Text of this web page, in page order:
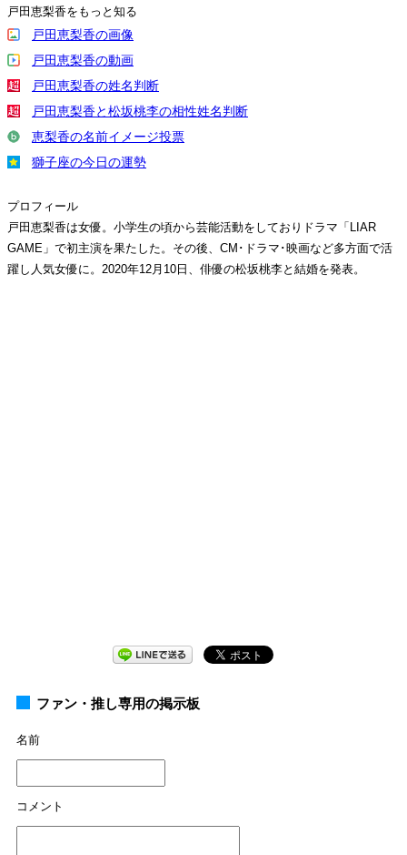
戸田恵梨香をもっと知る
戸田恵梨香の画像
戸田恵梨香の動画
戸田恵梨香の姓名判断
戸田恵梨香と松坂桃李の相性姓名判断
恵梨香の名前イメージ投票
獅子座の今日の運勢
プロフィール
戸田恵梨香は女優。小学生の頃から芸能活動をしておりドラマ「LIAR
GAME」で初主演を果たした。その後、CM･ドラマ･映画など多方面で活
躍し人気女優に。2020年12月10日、俳優の松坂桃李と結婚を発表。
ファン・推し専用の掲示板
名前
コメント